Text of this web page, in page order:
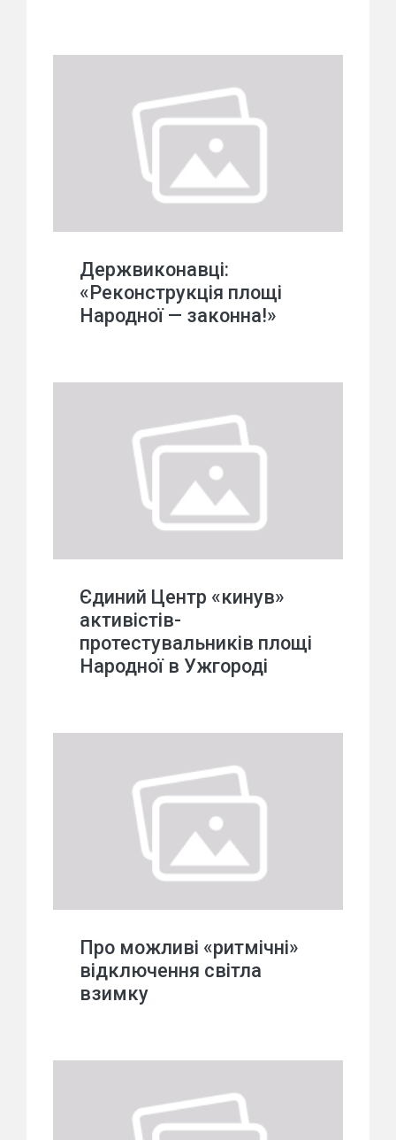
Держвиконавці:
«Реконструкція площі
Народної — законна!»
Єдиний Центр «кинув»
активістів-
протестувальників площі
Народної в Ужгороді
Про можливі «ритмічні»
відключення світла
взимку